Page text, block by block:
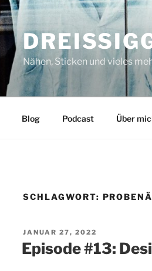
Nähen, Sticken und vieles
Blog Podcast Über
SCHLAGWORT:
VERÖFFENTLICHT
AM
JANUAR 27, 2022
Episode #13: